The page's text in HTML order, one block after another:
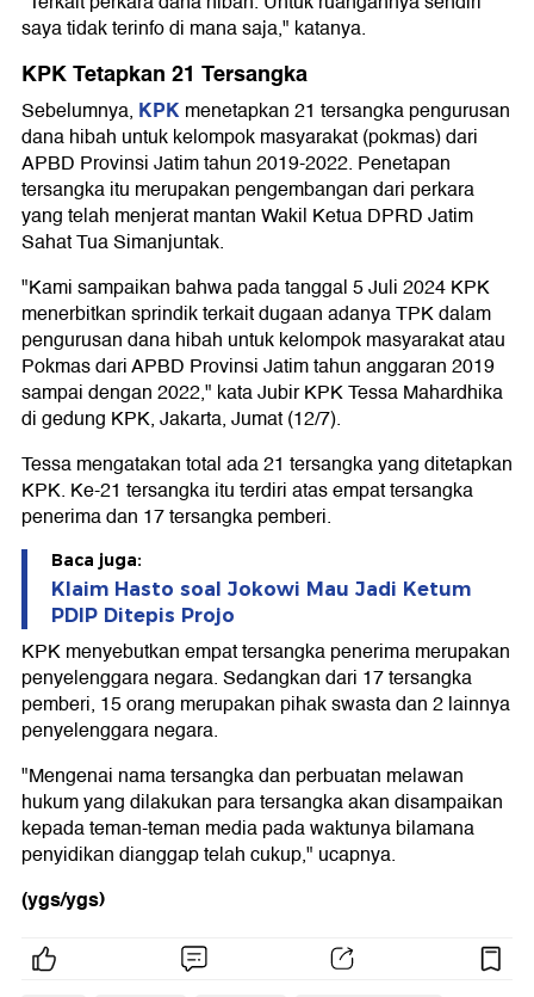
saya tidak terinfo di mana saja," katanya.
KPK Tetapkan 21 Tersangka
Sebelumnya, KPKmenetapkan 21 tersangka pengurusan
dana hibah untuk kelompok masyarakat (pokmas) dari
APBD Provinsi Jatim tahun 2019-2022. Penetapan
tersangka itu merupakan pengembangan dari perkara
yang telah menjerat mantan Wakil Ketua DPRD Jatim
Sahat Tua Simanjuntak.
"Kami sampaikan bahwa pada tanggal 5 Juli 2024 KPK
menerbitkan sprindik terkait dugaan adanya TPK dalam
pengurusan dana hibah untuk kelompok masyarakat atau
Pokmas dari APBD Provinsi Jatim tahun anggaran 2019
sampai dengan 2022," kata Jubir KPK Tessa Mahardhika
di gedung KPK, Jakarta, Jumat (12/7).
Tessa mengatakan total ada 21 tersangka yang ditetapkan
KPK. Ke-21 tersangka itu terdiri atas empat tersangka
penerima dan 17 tersangka pemberi.
Baca juga:
Klaim Hasto soal Jokowi Mau Jadi Ketum
PDIP Ditepis Projo
KPK menyebutkan empat tersangka penerima merupakan
penyelenggara negara. Sedangkan dari 17 tersangka
pemberi, 15 orang merupakan pihak swasta dan 2 lainnya
penyelenggara negara.
"Mengenai nama tersangka dan perbuatan melawan
hukum yang dilakukan para tersangka akan disampaikan
kepada teman-teman media pada waktunya bilamana
penyidikan dianggap telah cukup," ucapnya.
(ygs/ygs)